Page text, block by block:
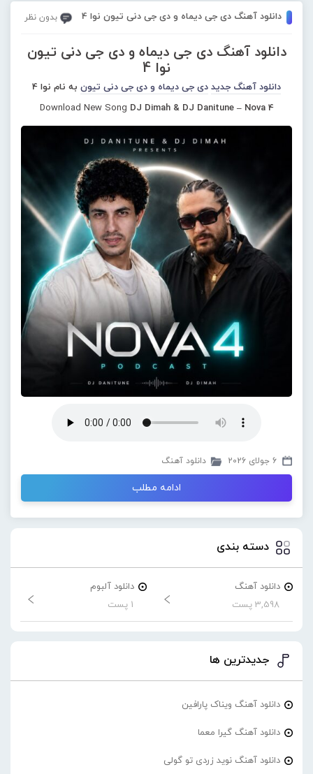
دانلود آهنگ دی جی دیماه و دی جی دنی تیون نوا 4 بدون نظر
دانلود آهنگ دی جی دیماه و دی جی دنی تیون
نوا 4
دانلود آهنگ جدید دی جی دیماه و دی جی دنی تیون به نام نوا 4
Download New Song DJ Dimah & DJ Danitune – Nova 4
6 جولای 2026 دانلود آهنگ
ادامه مطلب
دسته بندی
دانلود آهنگ
3,598 پست
دانلود آلبوم
1 پست
جدیدترین ها
دانلود آهنگ ویناک پارافین
دانلود آهنگ گیرا معما
دانلود آهنگ نوید زردی تو گولی